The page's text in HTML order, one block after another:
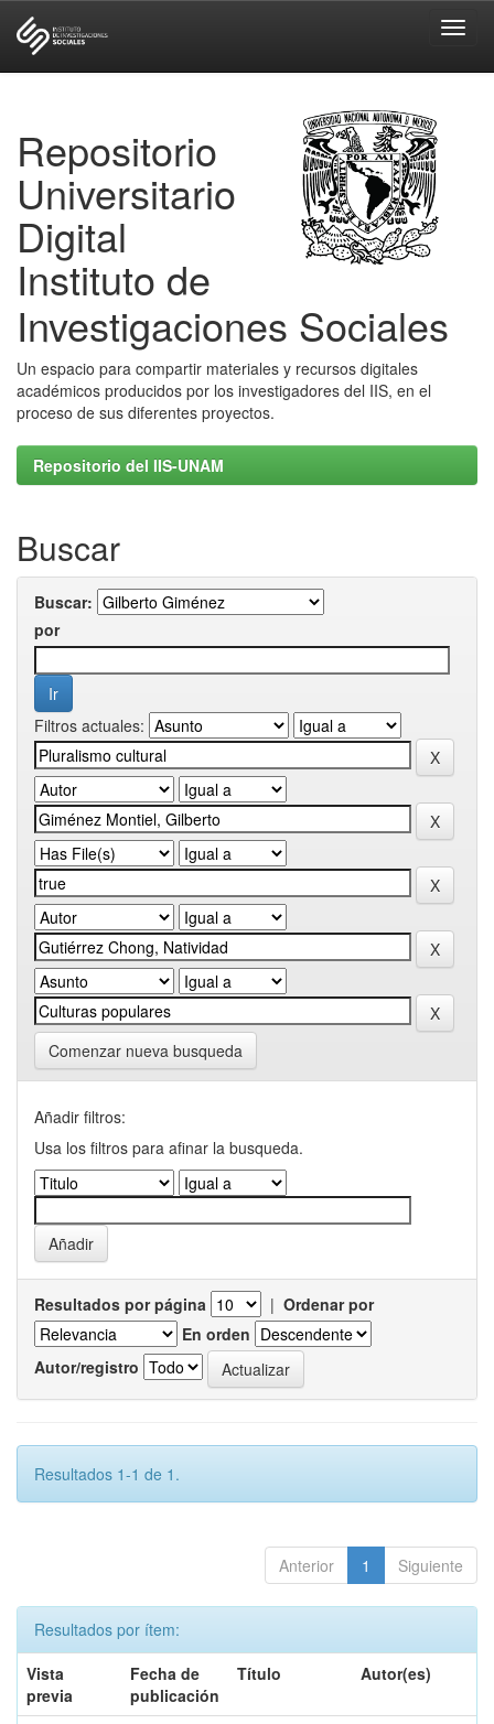
Repositorio
Universitario
Digital
Instituto de
Investigaciones Sociales
Un espacio para compartir materiales y recursos digitales
académicos producidos por los investigadores del IIS, en el
proceso de sus diferentes proyectos.
Repositorio del IIS-UNAM
Buscar
Buscar:
por
Filtros actuales:
Comenzar nueva busqueda
Añadir filtros:
Usa los filtros para afinar la busqueda.
Resultados por página | Ordenar por
En orden
Autor/registro
Resultados 1-1 de 1.
Anterior 1 Siguiente
Resultados por ítem:
Vista
previa
Fecha de
publicación
Título Autor(es)